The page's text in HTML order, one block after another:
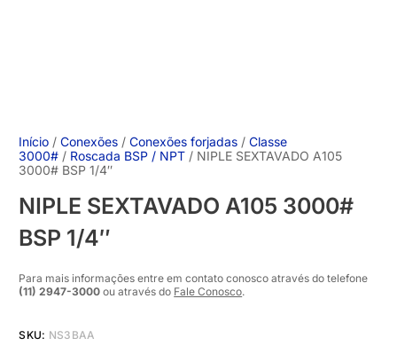
Início /Conexões /Conexões forjadas /Classe
3000# / Roscada BSP / NPT / NIPLE SEXTAVADO A105
3000# BSP 1/4″
NIPLE SEXTAVADO A105 3000#
BSP 1/4″
Para mais informações entre em contato conosco através do telefone
(11) 2947-3000 ou através do Fale Conosco.
SKU: NS3BAA